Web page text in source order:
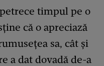
timpul pe o
că o apreciază
sa, cât și
a dat dovadă de-a